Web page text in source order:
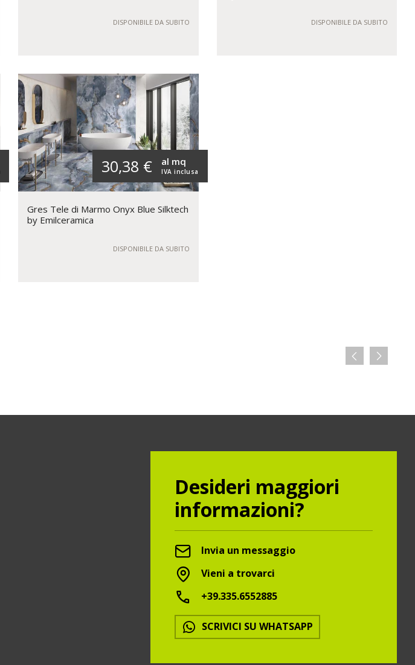
DISPONIBILE DA SUBITO DISPONIBILE DA SUBITO
30,38 € IVA inclusa
al mq
Gres Tele di Marmo Onyx Blue Silktech
by Emilceramica
DISPONIBILE DA SUBITO
Desideri maggiori
informazioni?
Invia un messaggio
Vieni a trovarci
+39.335.6552885
SCRIVICI SU WHATSAPP